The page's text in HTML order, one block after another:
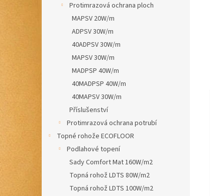
Protimrazová ochrana ploch
MAPSV 20W/m
ADPSV 30W/m
40ADPSV 30W/m
MAPSV 30W/m
MADPSP 40W/m
40MADPSP 40W/m
40MAPSV 30W/m
Příslušenství
Protimrazová ochrana potrubí
Topné rohože ECOFLOOR
Podlahové topení
Sady Comfort Mat 160W/m2
Topná rohož LDTS 80W/m2
Topná rohož LDTS 100W/m2